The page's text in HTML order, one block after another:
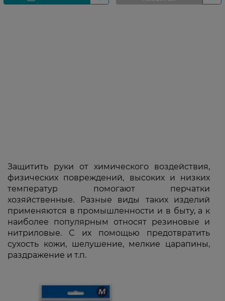
Защитить руки от химического воздействия,
физических повреждений, высоких и низких
температур помогают перчатки
хозяйственные. Разные виды таких изделий
применяются в промышленности и в быту, а к
наиболее популярным относят резиновые и
нитриловые. С их помощью предотвратить
сухость кожи, шелушение, мелкие царапины,
раздражение и т.п.